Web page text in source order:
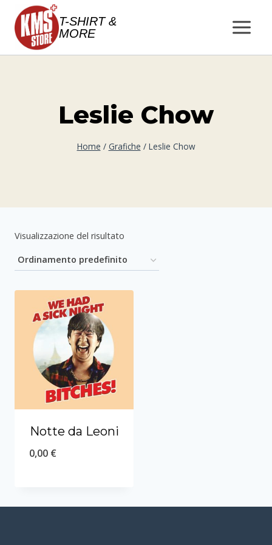
Salta
contenuto
T-SHIRT &
MORE
Leslie Chow
Home / Grafiche / Leslie Chow
Visualizzazione del risultato
Notte da Leoni
0,00 €